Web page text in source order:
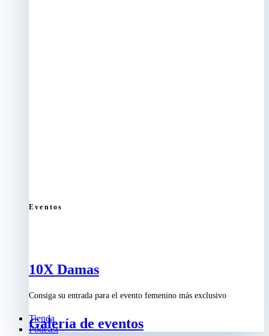
Eventos
10X Damas
Consiga su entrada para el evento femenino más exclusivo
Galería de eventos
Tienda
Podcast